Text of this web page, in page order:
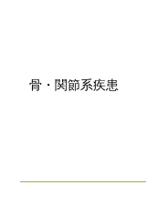
骨・関節系疾患